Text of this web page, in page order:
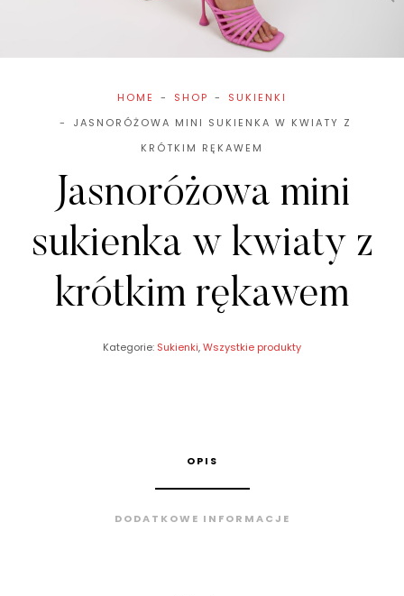
HOME SHOP
SUKIENKI
JASNORÓŻOWA MINI SUKIENKA W KWIATY Z
KRÓTKIM RĘKAWEM
Jasnoróżowa mini
sukienka w kwiaty z
krótkim rękawem
Kategorie: Sukienki,Wszystkie produkty
OPIS
DODATKOWE INFORMACJE